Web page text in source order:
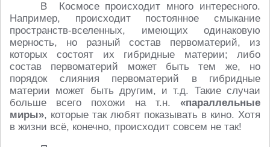
В Космосе происходит много интересного.
Например, происходит постоянное смыкание
пространств-вселенных, имеющих одинаковую
мерность, но разный состав первоматерий, из
которых состоят их гибридные материи; либо
состав первоматерий может быть тем же, но
порядок слияния первоматерий в гибридные
материи может быть другим, и т.д. Такие случаи
больше всего похожи на т.н. «параллельные
миры», которые так любят показывать в кино. Хотя
в жизни всё, конечно, происходит совсем не так!